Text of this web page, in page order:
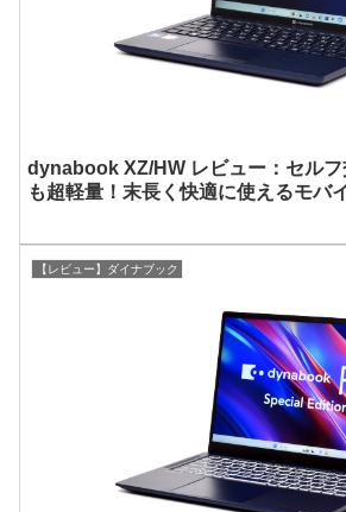
dynabook XZ/HW レビュー：セル
も超軽量！末長く快適に使えるモバ
【レビュー】ダイナブック